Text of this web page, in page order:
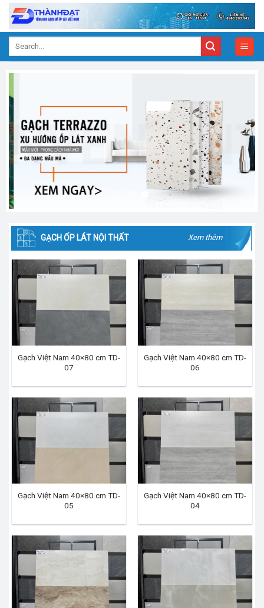
Skip
content
GẠCH ỐP LÁT NỘI THẤT Xem thêm
Gạch Việt Nam 40×80 cm TD-
07
Gạch Việt Nam 40×80 cm TD-
06
Gạch Việt Nam 40×80 cm TD-
05
Gạch Việt Nam 40×80 cm TD-
04